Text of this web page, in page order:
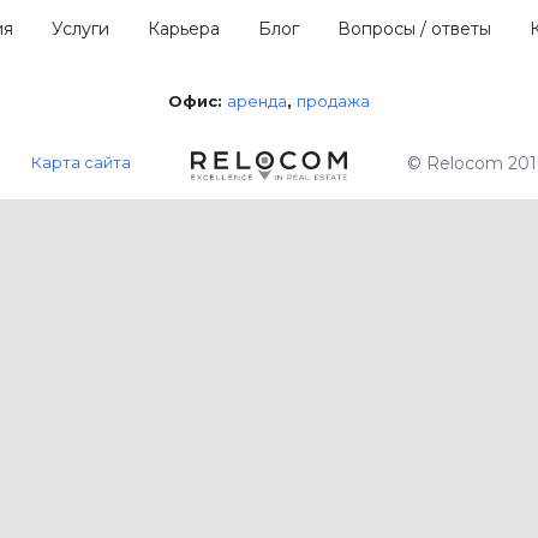
Услуги Карьера Блог Вопросы / ответы
Офис: аренда продажа
Карта сайта © Relocom